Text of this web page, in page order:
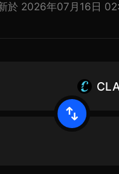
於 2026年07月16日